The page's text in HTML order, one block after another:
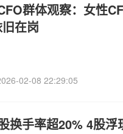
群体观察：女性
在岗
02-08 22:29:05
换手率超20% 4股